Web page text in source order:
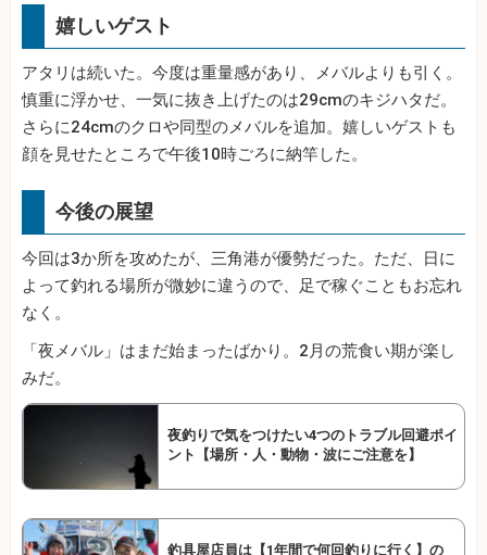
嬉しいゲスト
アタリは続いた。今度は重量感があり、メバルよりも引く。
慎重に浮かせ、一気に抜き上げたのは29cmのキジハタだ。
さらに24cmのクロや同型のメバルを追加。嬉しいゲストも
顔を見せたところで午後10時ごろに納竿した。
今後の展望
今回は3か所を攻めたが、三角港が優勢だった。ただ、日に
よって釣れる場所が微妙に違うので、足で稼ぐこともお忘れ
なく。
「夜メバル」はまだ始まったばかり。2月の荒食い期が楽し
みだ。
夜釣りで気をつけたい4つのトラブル回避ポイ
ント【場所・人・動物・波にご注意を】
釣具屋店員は【1年間で何回釣りに行く】の